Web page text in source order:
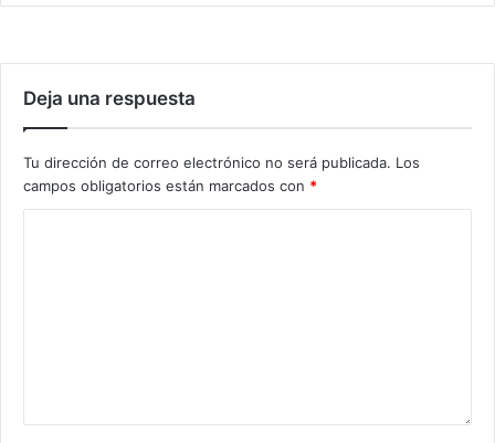
Deja una respuesta
Tu dirección de correo electrónico no será publicada. Los
campos obligatorios están marcados con *